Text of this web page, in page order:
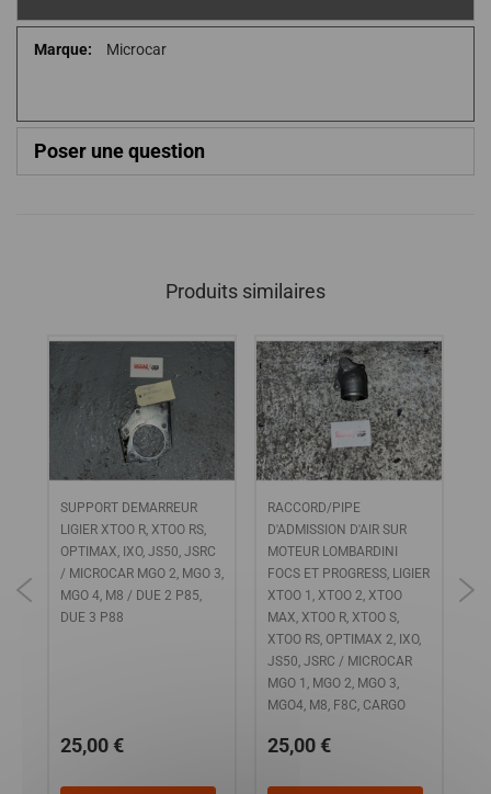
Plus
Microcar
Poser une question
Produits similaires
SUPPORT DEMARREUR
LIGIER XTOO R, XTOO RS,
OPTIMAX, IXO, JS50, JSRC
/ MICROCAR MGO 2, MGO 3,
MGO 4, M8 / DUE 2 P85,
DUE 3 P88
25,00 €
RACCORD/PIPE
D'ADMISSION D'AIR SUR
MOTEUR LOMBARDINI
FOCS ET PROGRESS, LIGIER
XTOO 1, XTOO 2, XTOO
MAX, XTOO R, XTOO S,
XTOO RS, OPTIMAX 2, IXO,
JS50, JSRC / MICROCAR
MGO 1, MGO 2, MGO 3,
MGO4, M8, F8C, CARGO
25,00 €